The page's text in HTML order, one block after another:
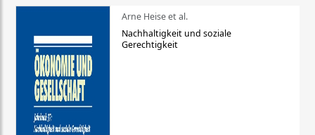
Arne Heise et al.
Nachhaltigkeit und soziale
Gerechtigkeit